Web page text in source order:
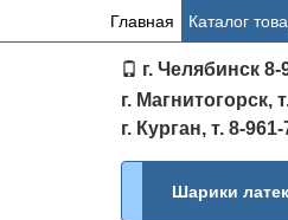
Основное
Главная Каталог
г. Челябинск 8-
г. Магнитогорск,
г. Курган, т. 8-
Каталог
Шарики